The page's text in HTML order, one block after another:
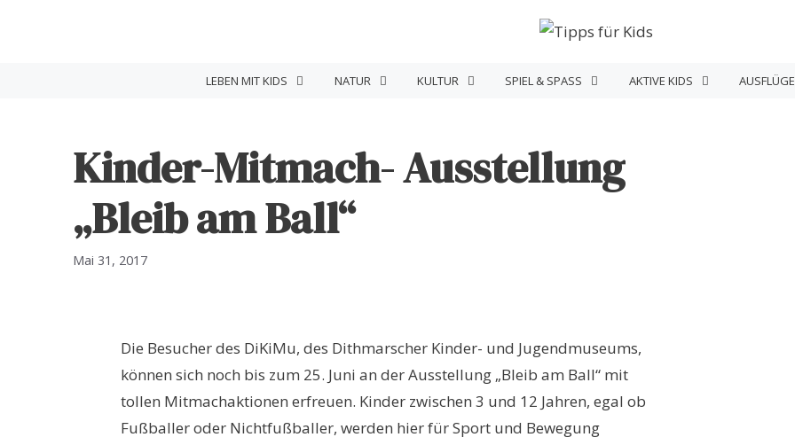
LEBEN MIT KIDS NATUR KULTUR SPIEL & SPASS AKTIVE KIDS
Kinder-Mitmach- Ausstellung
„Bleib am Ball“
Mai 31, 2017
Die Besucher des DiKiMu, des Dithmarscher Kinder- und Jugendmuseums,
können sich noch bis zum 25. Juni an der Ausstellung „Bleib am Ball“ mit
tollen Mitmachaktionen erfreuen. Kinder zwischen 3 und 12 Jahren, egal ob
Fußballer oder Nichtfußballer, werden hier für Sport und Bewegung